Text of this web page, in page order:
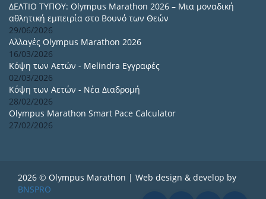
ΔΕΛΤΙΟ ΤΥΠΟΥ: Olympus Marathon 2026 – Μια μοναδική
αθλητική εμπειρία στο Βουνό των Θεών
29/06/2026
Αλλαγές Olympus Marathon 2026
16/03/2026
Κόψη των Αετών - Melindra Εγγραφές
02/03/2026
Κόψη των Αετών - Νέα Διαδρομή
28/02/2026
Olympus Marathon Smart Pace Calculator
27/02/2026
2026 © Olympus Marathon | Web design & develop by
BNSPRO